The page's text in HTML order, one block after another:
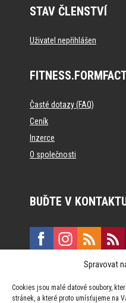
Spravovat
Cookies jsou malé datové soubory,
stránek, a které proto umísťujeme na
STAV ČLENSTVÍ
Uživatel nepřihlášen
Časté dotazy (FAQ)
Ceník
Inzerce
O společnosti
BUĎTE V
Vinohradská 190, 130 00